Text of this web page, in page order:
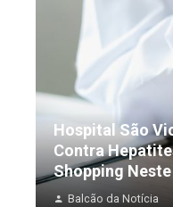
Hospital São
Contra
Shopping
Balcão da Notícia